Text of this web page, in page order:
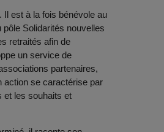
est à la fois bénévole au
Solidarités nouvelles
retraités afin de
un service de
partenaires,
action se caractérise par
et les souhaits et